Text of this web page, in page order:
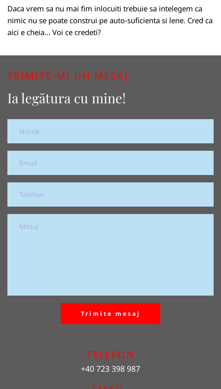
Daca vrem sa nu mai fim inlocuiti trebuie sa intelegem ca
nimic nu se poate construi pe auto-suficienta si lene. Cred ca
aici e cheia... Voi ce credeti?
TRIMITE-MI UN MESAJ
Ia legătura cu mine!
Trimite mesaj
TELEFON
+40 723 398 987